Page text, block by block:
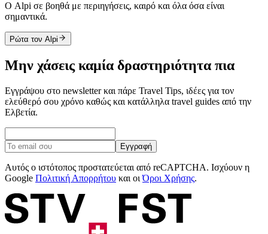
Ο Alpi σε βοηθά με περιηγήσεις, καιρό και όλα όσα είναι
σημαντικά.
Ρώτα τον Alpi
Μην χάσεις καμία δραστηριότητα πια
Εγγράψου στο newsletter και πάρε Travel Tips, ιδέες για τον
ελεύθερό σου χρόνο καθώς και κατάλληλα travel guides από την
Ελβετία.
Εγγραφή
Αυτός ο ιστότοπος προστατεύεται από reCAPTCHA. Ισχύουν η
Google Πολιτική Απορρήτου και οιΌροι Χρήσης.